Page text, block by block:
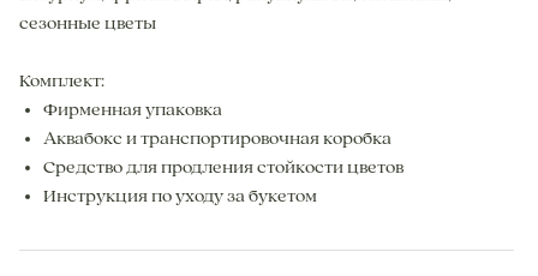
сезонные цветы
Комплект:
Фирменная упаковка
Аквабокс и транспортировочная коробка
Средство для продления стойкости цветов
Инструкция по уходу за букетом